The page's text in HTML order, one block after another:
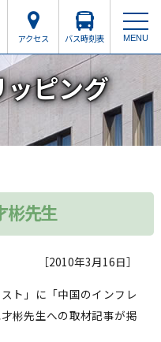
アクセス バス時刻表 MENU
ッピング
先生
［2010年3月16日］
ト」に「中国のインフレ
彬先生への取材記事が掲